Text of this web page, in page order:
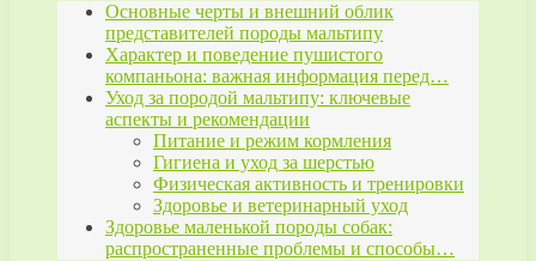
Основные черты и внешний облик
представителей породы мальтипу
Характер и поведение пушистого
компаньона: важная информация перед…
Уход за породой мальтипу: ключевые
аспекты и рекомендации
Питание и режим кормления
Гигиена и уход за шерстью
Физическая активность и тренировки
Здоровье и ветеринарный уход
Здоровье маленькой породы собак:
распространенные проблемы и способы…